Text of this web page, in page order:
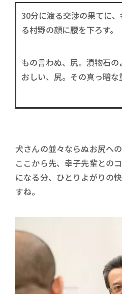
30分に渡る交渉の果てに
る村野の顔に腰を下ろす。
もの言わぬ、尻。漬物石
おしい、尻。その真っ暗な
犬さんの並々ならぬお尻へ
ここから先、幸子先輩との
になる分、ひとりよがりの
すね。